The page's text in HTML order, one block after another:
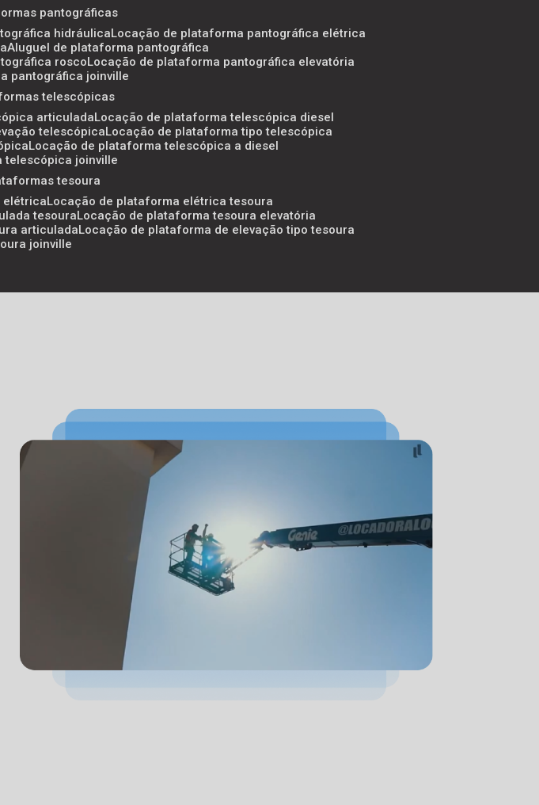
pantográficas
hidráulica locação de plataforma pantográfica elétrica
aluguel de plataforma pantográfica
rosco locação de plataforma pantográfica elevatória
pantográfica joinville
telescópicas
articulada locação de plataforma telescópica diesel
telescópica locação de plataforma tipo telescópica
locação de plataforma telescópica a diesel
telescópica joinville
tesoura
elétrica locação de plataforma elétrica tesoura
tesoura locação de plataforma tesoura elevatória
articulada locação de plataforma de elevação tipo tesoura
joinville